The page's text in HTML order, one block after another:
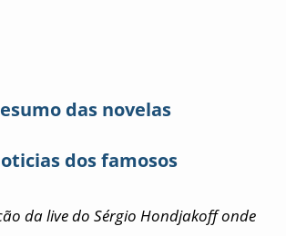
das novelas
dos famosos
da live do Sérgio Hondjakoff onde